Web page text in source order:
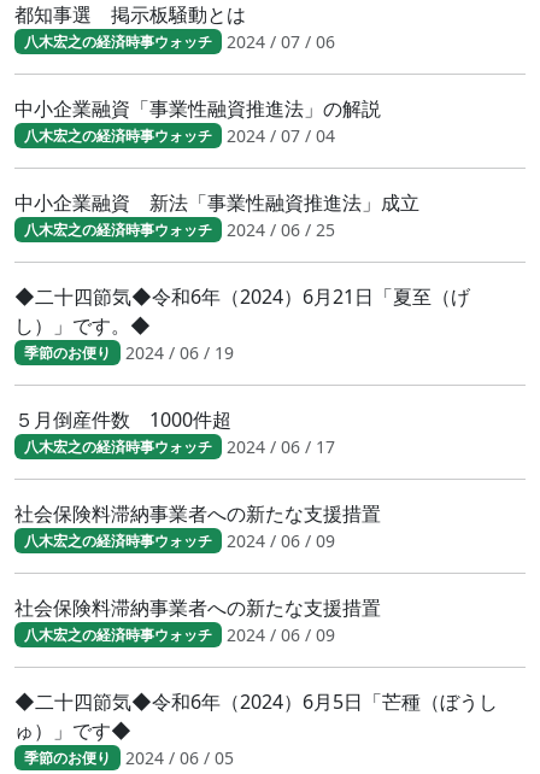
都知事選 掲示板騒動とは
八木宏之の経済時事ウォッチ 2024 / 07 / 06
中小企業融資「事業性融資推進法」の解説
八木宏之の経済時事ウォッチ 2024 / 07 / 04
中小企業融資 新法「事業性融資推進法」成立
八木宏之の経済時事ウォッチ 2024 / 06 / 25
◆二十四節気◆令和6年（2024）6月21日「夏至（げ
し）」です。◆
季節のお便り 2024 / 06 / 19
５月倒産件数 1000件超
八木宏之の経済時事ウォッチ 2024 / 06 / 17
社会保険料滞納事業者への新たな支援措置
八木宏之の経済時事ウォッチ 2024 / 06 / 09
社会保険料滞納事業者への新たな支援措置
八木宏之の経済時事ウォッチ 2024 / 06 / 09
◆二十四節気◆令和6年（2024）6月5日「芒種（ぼうし
ゅ）」です◆
季節のお便り 2024 / 06 / 05